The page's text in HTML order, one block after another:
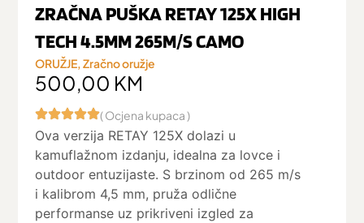
ZRAČNA PUŠKA RETAY 125X HIGH
TECH 4.5MM 265M/S CAMO
ORUŽJE,Zračno oružje
500,00 KM
( Ocjena kupaca )
Ova verzija RETAY 125X dolazi u
kamuflažnom izdanju, idealna za lovce i
outdoor entuzijaste. S brzinom od 265 m/s
i kalibrom 4,5 mm, pruža odlične
performanse uz prikriveni izgled za